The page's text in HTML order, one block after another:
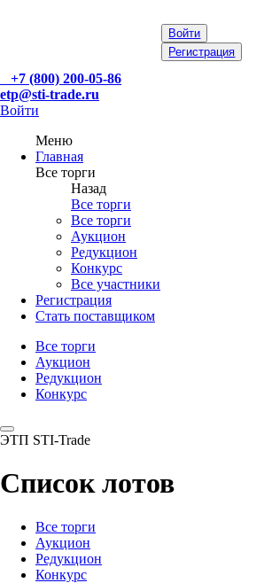
Войти
Регистрация
+7 (800) 200-05-86
etp@sti-trade.ru
Войти
Меню
Главная
Все торги
Назад
Все торги
Все торги
Аукцион
Редукцион
Конкурс
Все участники
Регистрация
Стать поставщиком
Все торги
Аукцион
Редукцион
Конкурс
ЭТП STI-Trade
Список лотов
Все торги
Аукцион
Редукцион
Конкурс